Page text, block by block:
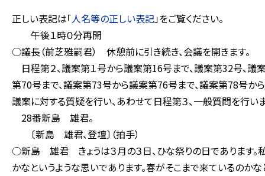
正しい表記は「人名等の正しい表記」をご覧ください。
午後１時０分再開
○議長（前芝雅嗣君） 休憩前に引き続き、会議を開きます。
日程第２、議案第１号から議案第16号まで、議案第32号、
第70号まで、議案第73号から議案第76号まで、議案第78号
議案に対する質疑を行い、あわせて日程第３、一般質問を行い
28番新島 雄君。
〔新島 雄君、登壇〕（拍手）
○新島 雄君 きょうは３月の３日、ひな祭りの日であります。
かなというような思いであります。春がそこまで来ているのかな